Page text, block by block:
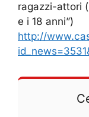
ragazzi-attori
e i 18 anni”)
http://